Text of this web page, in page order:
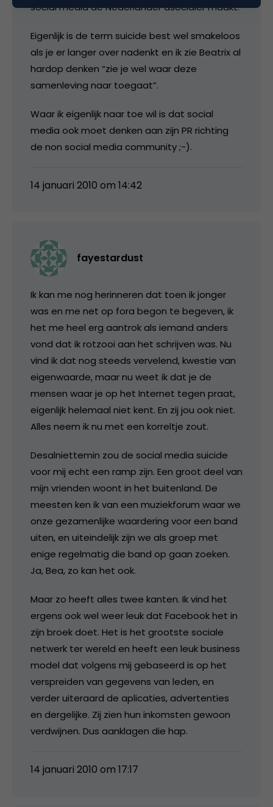
social media de Nederlander asocialer maakt.
Eigenlijk is de term suicide best wel smakeloos
als je er langer over nadenkt en ik zie Beatrix al
hardop denken “zie je wel waar deze
samenleving naar toegaat”.
Waar ik eigenlijk naar toe wil is dat social
media ook moet denken aan zijn PR richting
de non social media community ;-).
14 januari 2010 om 14:42
fayestardust
Ik kan me nog herinneren dat toen ik jonger
was en me net op fora begon te begeven, ik
het me heel erg aantrok als iemand anders
vond dat ik rotzooi aan het schrijven was. Nu
vind ik dat nog steeds vervelend, kwestie van
eigenwaarde, maar nu weet ik dat je de
mensen waar je op het Internet tegen praat,
eigenlijk helemaal niet kent. En zij jou ook niet.
Alles neem ik nu met een korreltje zout.
Desalniettemin zou de social media suicide
voor mij echt een ramp zijn. Een groot deel van
mijn vrienden woont in het buitenland. De
meesten ken ik van een muziekforum waar we
onze gezamenlijke waardering voor een band
uiten, en uiteindelijk zijn we als groep met
enige regelmatig die band op gaan zoeken.
Ja, Bea, zo kan het ook.
Maar zo heeft alles twee kanten. Ik vind het
ergens ook wel weer leuk dat Facebook het in
zijn broek doet. Het is het grootste sociale
netwerk ter wereld en heeft een leuk business
model dat volgens mij gebaseerd is op het
verspreiden van gegevens van leden, en
verder uiteraard de aplicaties, advertenties
en dergelijke. Zij zien hun inkomsten gewoon
verdwijnen. Dus aanklagen die hap.
14 januari 2010 om 17:17